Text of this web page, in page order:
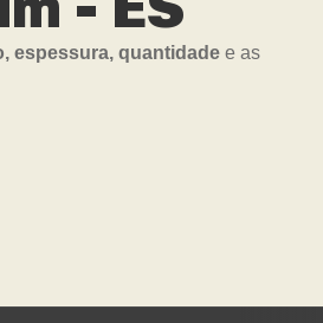
espessura, quantidade e as